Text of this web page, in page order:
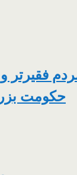
فقیرتر
حکومت